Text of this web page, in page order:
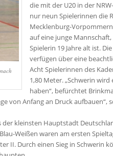
die mit der U20 in der
nur neun Spielerinnen die
Mecklenburg-
auf eine junge
Spielerin 19 Jahre alt ist.
verfügen über eine
Acht Spielerinnen des
1,80 Meter. „Schwerin
haben“, befürchtet
von Anfang an Druck aufbauen“,
kleinsten Hauptstadt
Weißen waren am ersten
II. Durch einen Sieg in Schwerin